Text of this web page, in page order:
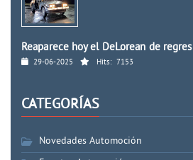
Reaparece hoy el DeLorean de regres
29-06-2025 Hits: 7153
CATEGORÍAS
Novedades Automoción